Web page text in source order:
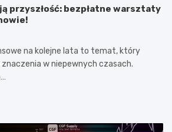
przyszłość: bezpłatne warsztaty
na kolejne lata to temat, który
w niepewnych czasach.